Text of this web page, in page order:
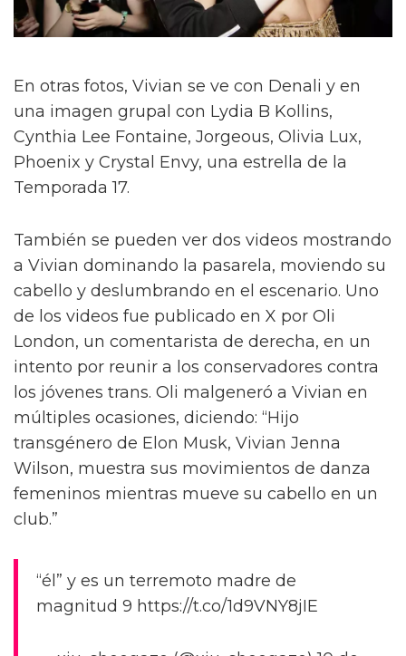
En otras fotos, Vivian se ve con Denali y en
una imagen grupal con Lydia B Kollins,
Cynthia Lee Fontaine, Jorgeous, Olivia Lux,
Phoenix y Crystal Envy, una estrella de la
Temporada 17.
También se pueden ver dos videos mostrando
a Vivian dominando la pasarela, moviendo su
cabello y deslumbrando en el escenario. Uno
de los videos fue publicado en X por Oli
London, un comentarista de derecha, en un
intento por reunir a los conservadores contra
los jóvenes trans. Oli malgeneró a Vivian en
múltiples ocasiones, diciendo: “Hijo
transgénero de Elon Musk, Vivian Jenna
Wilson, muestra sus movimientos de danza
femeninos mientras mueve su cabello en un
club.”
“él” y es un terremoto madre de
magnitud 9 https://t.co/1d9VNY8jIE